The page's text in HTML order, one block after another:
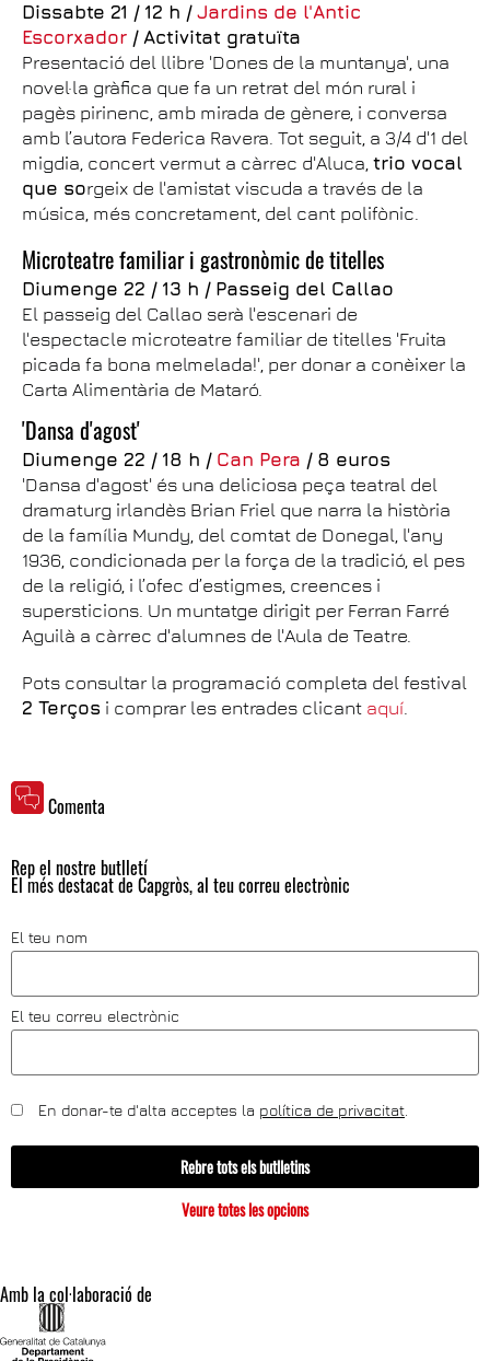
Dissabte 21 / 12 h / Jardins de l'Antic
Escorxador / Activitat gratuïta
Presentació del llibre 'Dones de la muntanya', una
novel·la gràfica que fa un retrat del món rural i
pagès pirinenc, amb mirada de gènere, i conversa
amb l’autora Federica Ravera. Tot seguit, a 3/4 d'1 del
migdia, concert vermut a càrrec d'Aluca, trio vocal
que sorgeix de l'amistat viscuda a través de la
música, més concretament, del cant polifònic.
Microteatre familiar i gastronòmic de titelles
Diumenge 22 / 13 h / Passeig del Callao
El passeig del Callao serà l'escenari de
l'espectacle microteatre familiar de titelles 'Fruita
picada fa bona melmelada!', per donar a conèixer la
Carta Alimentària de Mataró.
'Dansa d'agost'
Diumenge 22 / 18 h / Can Pera / 8 euros
'Dansa d'agost' és una deliciosa peça teatral del
dramaturg irlandès Brian Friel que narra la història
de la família Mundy, del comtat de Donegal, l'any
1936, condicionada per la força de la tradició, el pes
de la religió, i l’ofec d’estigmes, creences i
supersticions. Un muntatge dirigit per Ferran Farré
Aguilà a càrrec d'alumnes de l'Aula de Teatre.
Pots consultar la programació completa del festival
2 Terços i comprar les entrades clicant aquí.
Comenta
Rep el nostre butlletí
El més destacat de Capgròs, al teu correu electrònic
El teu nom
El teu correu electrònic
En donar-te d'alta acceptes la política de privacitat
Rebre tots els butlletins
Veure totes les opcions
Amb la col·laboració de